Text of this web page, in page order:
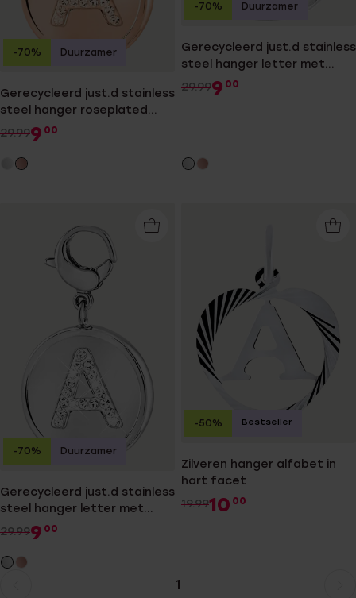
Gerecycleerd just.d stainless
steel hanger roseplated
letter kristal
29.999 00
-70% Duurzamer
Gerecycleerd just.d stainless
steel hanger letter met
kristal
29.999 00
-70% Duurzamer
Gerecycleerd just.d stainless
steel hanger letter met
kristal
29.999 00
-70% Duurzamer
Zilveren hanger alfabet in
hart facet
19.9910 00
-50% Bestseller
1